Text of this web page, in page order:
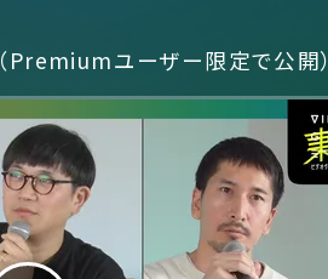
（Premiumユーザー限定で公開）